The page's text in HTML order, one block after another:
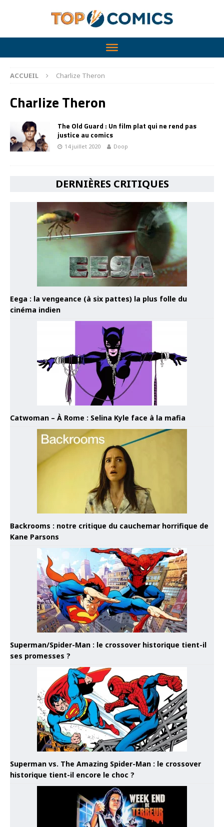
ACCUEIL Charlize Theron
Charlize Theron
The Old Guard : Un film plat qui ne rend pas
justice au comics
14 juillet 2020 Doop
DERNIÈRES CRITIQUES
Eega : la vengeance (à six pattes) la plus folle du
cinéma indien
Catwoman – À Rome : Selina Kyle face à la mafia
Backrooms : notre critique du cauchemar horrifique de
Kane Parsons
Superman/Spider-Man : le crossover historique tient-il
ses promesses ?
Superman vs. The Amazing Spider-Man : le crossover
historique tient-il encore le choc ?